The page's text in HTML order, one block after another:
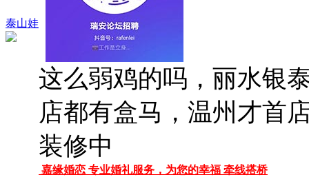
泰山娃
这么弱鸡的吗，丽水银
店都有盒马，温州才首
装修中
嘉缘婚恋 专业婚礼服务，为您的幸福 牵线搭桥